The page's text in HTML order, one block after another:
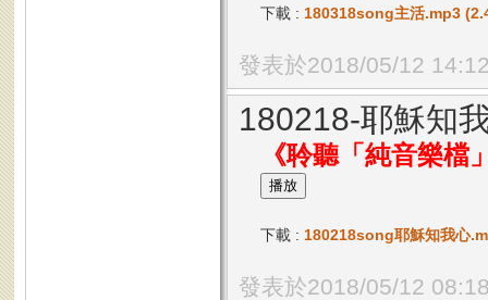
下載 : 180318song主活.mp3
發表於2018/05/12
180218-耶穌知
《聆聽「純音樂檔
下載 : 180218song耶穌知我心
發表於2018/05/12